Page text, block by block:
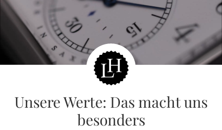
Unsere Werte: Das macht uns
besonders